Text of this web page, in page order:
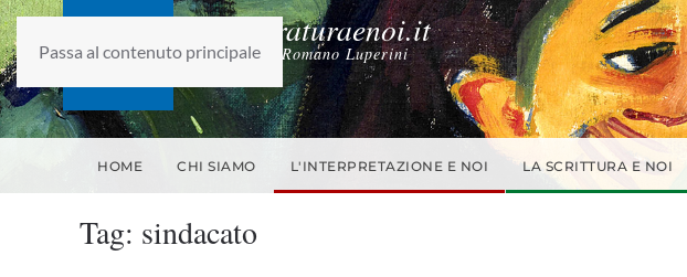
Passa al contenuto principale
laletteraturaenoi.it
fondato da Romano Luperini
HOME CHI SIAMO L'INTERPRETAZIONE E NOI LA SCRITTURA E NOI
Tag: sindacato